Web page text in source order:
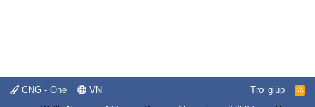
CNG - One VN Trợ giúp
R